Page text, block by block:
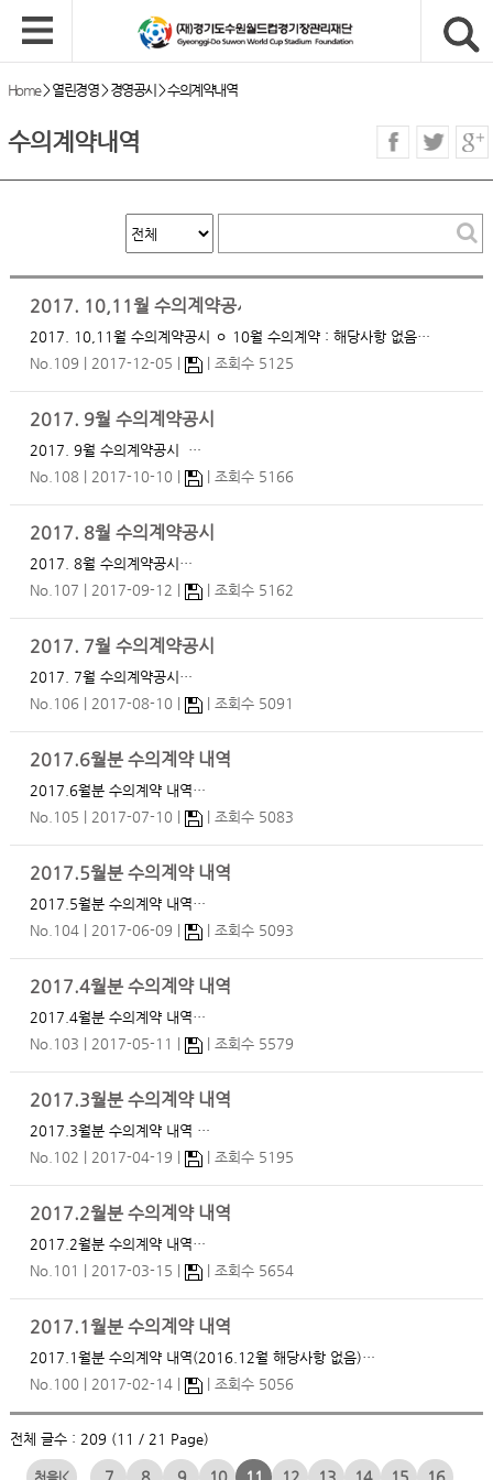
Home>열린경영>경영공시 >수의계약내역
수의계약내역
2017. 10,11월 수의계약공시
2017. 10,11월 수의계약공시 ㅇ 10월 수의계약 : 해당사항 없음…
No.109
2017-12-05 조회수 5125
2017. 9월 수의계약공시
2017. 9월 수의계약공시 …
No.108
2017-10-10 조회수 5166
2017. 8월 수의계약공시
2017. 8월 수의계약공시…
No.107
2017-09-12 조회수 5162
2017. 7월 수의계약공시
2017. 7월 수의계약공시…
No.106
2017-08-10 조회수 5091
2017.6월분 수의계약 내역
2017.6월분 수의계약 내역…
No.105
2017-07-10 조회수 5083
2017.5월분 수의계약 내역
2017.5월분 수의계약 내역…
No.104
2017-06-09 조회수 5093
2017.4월분 수의계약 내역
2017.4월분 수의계약 내역…
No.103
2017-05-11 조회수 5579
2017.3월분 수의계약 내역
2017.3월분 수의계약 내역 …
No.102
2017-04-19 조회수 5195
2017.2월분 수의계약 내역
2017.2월분 수의계약 내역…
No.101
2017-03-15 조회수 5654
2017.1월분 수의계약 내역
2017.1월분 수의계약 내역(2016.12월 해당사항 없음)…
No.100
2017-02-14 조회수 5056
전체 글수 : 209 (11 / 21 Page)
|<